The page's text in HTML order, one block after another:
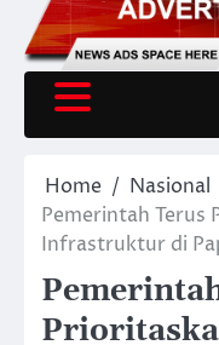
Home
Nasional
Pemerintah Terus
Infrastruktur di